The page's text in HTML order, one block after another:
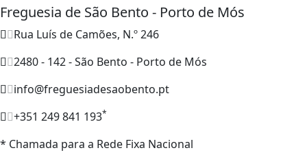
Freguesia de São Bento - Porto de Mós
Rua Luís de Camões, N.º 246
2480 - 142 - São Bento - Porto de Mós
info@freguesiadesaobento.pt
+351 249 841 193*
* Chamada para a Rede Fixa Nacional